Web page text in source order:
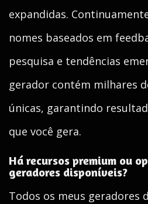
expandidas.
nomes baseados em
pesquisa e tendências
gerador contém milhares
únicas, garantindo
que você gera.
Há recursos premium ou
geradores disponíveis?
Todos os meus geradores